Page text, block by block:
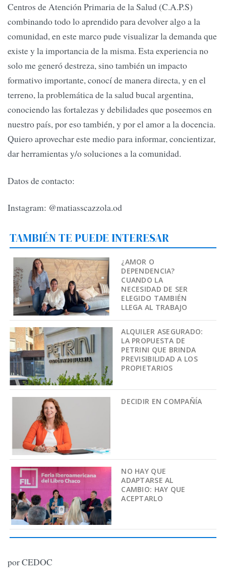
Centros de Atención Primaria de la Salud (C.A.P.S)
combinando todo lo aprendido para devolver algo a la
comunidad, en este marco pude visualizar la demanda que
existe y la importancia de la misma. Esta experiencia no
solo me generó destreza, sino también un impacto
formativo importante, conocí de manera directa, y en el
terreno, la problemática de la salud bucal argentina,
conociendo las fortalezas y debilidades que poseemos en
nuestro país, por eso también, y por el amor a la docencia.
Quiero aprovechar este medio para informar, concientizar,
dar herramientas y/o soluciones a la comunidad.
Datos de contacto:
Instagram: @matiasscazzola.od
TAMBIÉN TE PUEDE INTERESAR
¿AMOR O
DEPENDENCIA?
CUANDO LA
NECESIDAD DE SER
ELEGIDO TAMBIÉN
LLEGA AL TRABAJO
ALQUILER ASEGURADO:
LA PROPUESTA DE
PETRINI QUE BRINDA
PREVISIBILIDAD A LOS
PROPIETARIOS
DECIDIR EN COMPAÑÍA
NO HAY QUE
ADAPTARSE AL
CAMBIO: HAY QUE
ACEPTARLO
por CEDOC